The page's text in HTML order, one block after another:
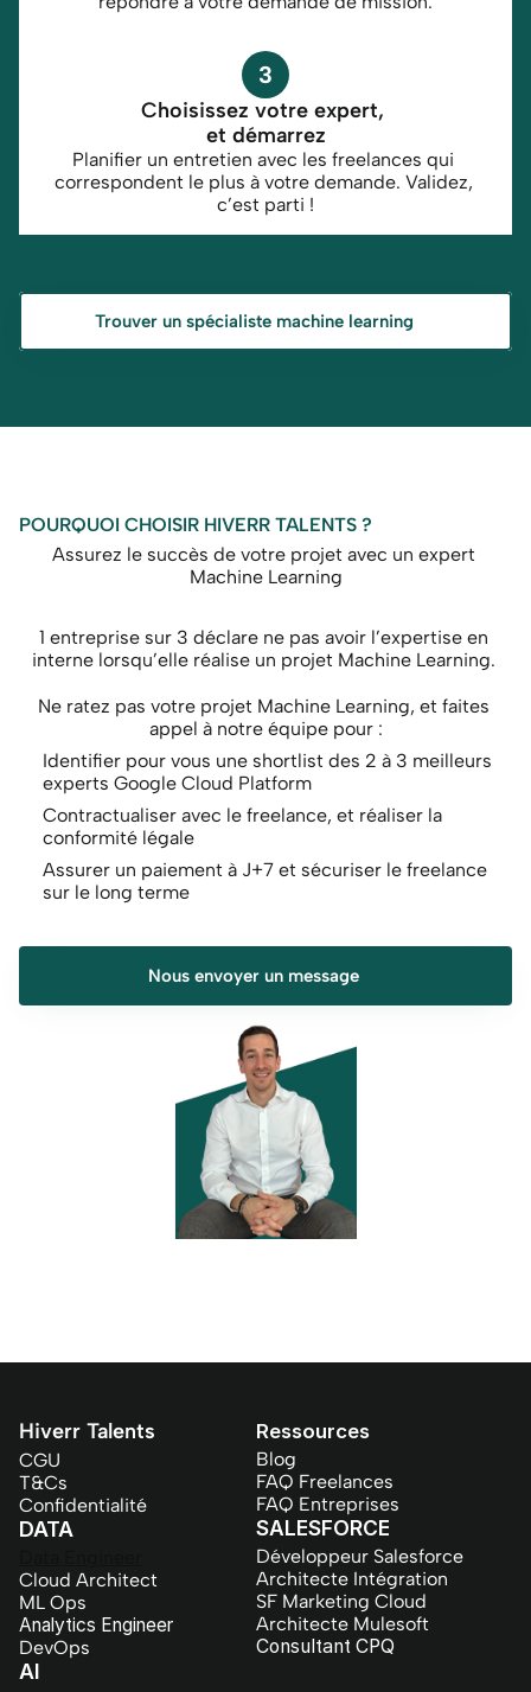
3
Choisissez votre expert,
et démarrez
Planifier un entretien avec les freelances qui
correspondent le plus à votre demande. Validez,
c’est parti !
Trouver un spécialiste machine learning
POURQUOI CHOISIR HIVERR TALENTS ?
Assurez le succès de votre projet avec un expert
Machine Learning
1 entreprise sur 3 déclare ne pas avoir l’expertise en
interne lorsqu’elle réalise un projet Machine Learning.
Ne ratez pas votre projet Machine Learning, et faites
appel à notre équipe pour :
Identifier pour vous une shortlist des 2 à 3 meilleurs
experts Google Cloud Platform
Contractualiser avec le freelance, et réaliser la
conformité légale
Assurer un paiement à J+7 et sécuriser le freelance
sur le long terme
Nous envoyer un message
Hiverr Talents
CGU
T&Cs
Confidentialité
Ressources
Blog
FAQ Freelances
FAQ Entreprises
DATA
Cloud Architect
ML Ops
Analytics Engineer
DevOps
SALESFORCE
Développeur Salesforce
Architecte Intégration
SF Marketing Cloud
Architecte Mulesoft
Consultant CPQ
AI